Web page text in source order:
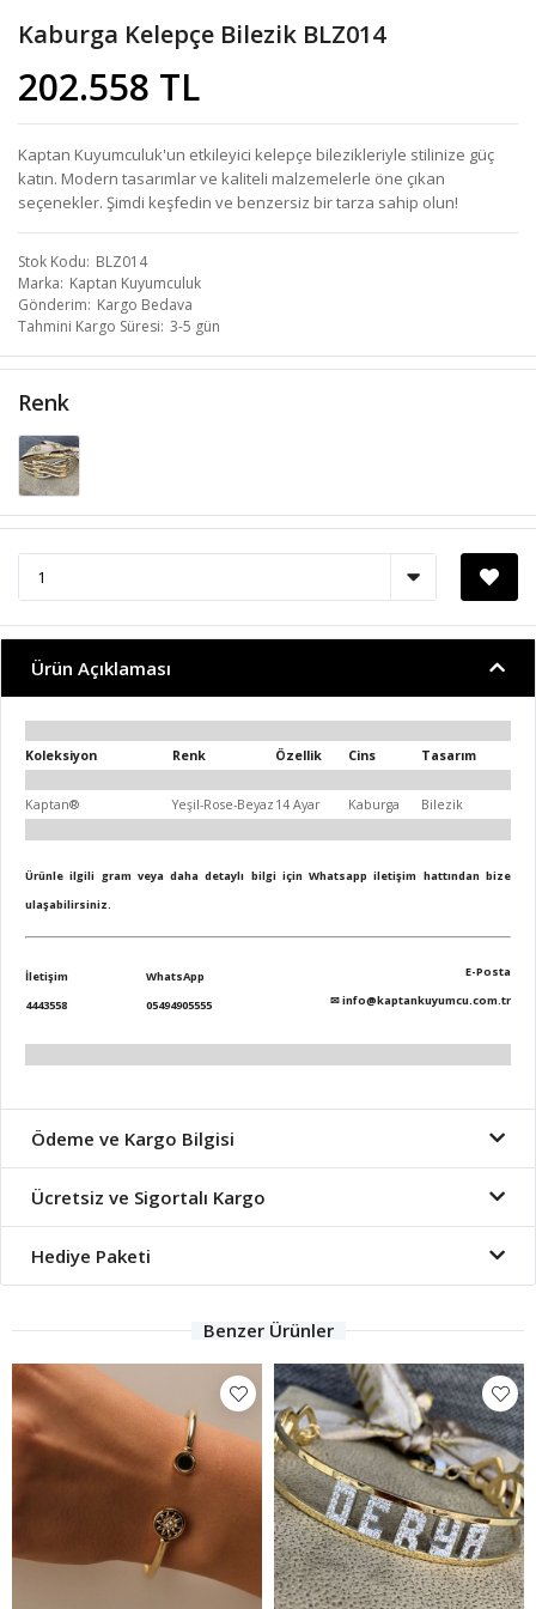
Kaburga Kelepçe Bilezik BLZ014
202.558 TL
Kaptan Kuyumculuk'un etkileyici kelepçe bilezikleriyle stilinize güç
katın. Modern tasarımlar ve kaliteli malzemelerle öne çıkan
seçenekler. Şimdi keşfedin ve benzersiz bir tarza sahip olun!
Stok Kodu BLZ014
Marka Kaptan Kuyumculuk
Gönderim Kargo Bedava
Tahmini Kargo Süresi 3-5 gün
Renk
Ürün Açıklaması
Koleksiyon Renk Özellik Cins Tasarım
Kaptan® Yeşil-Rose-Beyaz 14 Ayar Kaburga Bilezik
Ürünle ilgili gram veya daha detaylı bilgi için Whatsapp iletişim hattından bize
ulaşabilirsiniz.
İletişim
4443558
WhatsApp
05494905555
E-Posta
✉info@kaptankuyumcu.com.tr
Ödeme ve Kargo Bilgisi
Ücretsiz ve Sigortalı Kargo
Hediye Paketi
Benzer Ürünler